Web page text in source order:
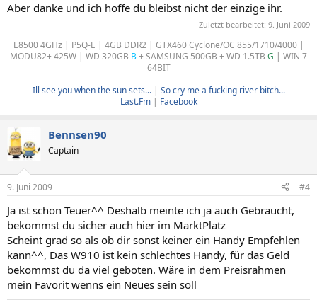
Aber danke und ich hoffe du bleibst nicht der einzige ihr.
Zuletzt bearbeitet: 9. Juni 2009
E8500 4GHz | P5Q-E | 4GB DDR2 | GTX460 Cyclone/OC 855/1710/4000 |
MODU82+ 425W | WD 320GB B+ SAMSUNG 500GB + WD 1.5TB G | WIN 7
64BIT
Ill see you when the sun sets...| So cry me a fucking river bitch...
Last.Fm| Facebook
Bennsen90
Captain
9. Juni 2009 #4
Ja ist schon Teuer^^ Deshalb meinte ich ja auch Gebraucht,
bekommst du sicher auch hier im MarktPlatz
Scheint grad so als ob dir sonst keiner ein Handy Empfehlen
kann^^, Das W910 ist kein schlechtes Handy, für das Geld
bekommst du da viel geboten. Wäre in dem Preisrahmen
mein Favorit wenns ein Neues sein soll